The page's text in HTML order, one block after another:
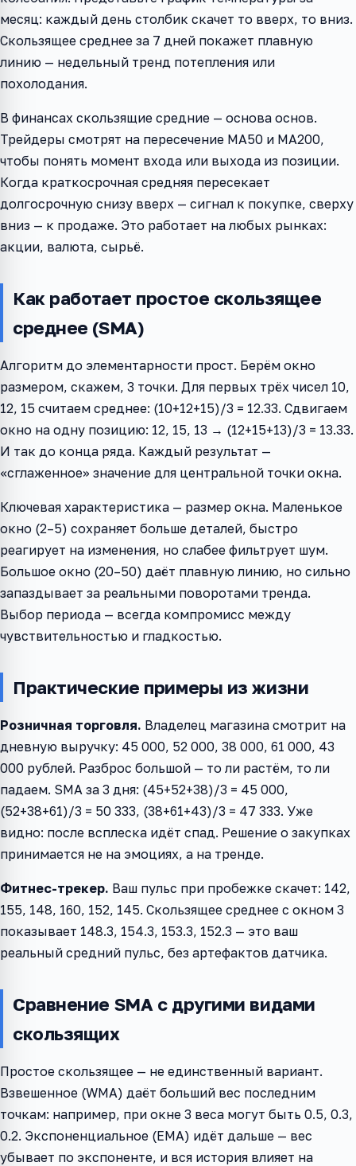
месяц: каждый день столбик скачет то вверх, то вниз.
Скользящее среднее за 7 дней покажет плавную
линию — недельный тренд потепления или
похолодания.
В финансах скользящие средние — основа основ.
Трейдеры смотрят на пересечение MA50 и MA200,
чтобы понять момент входа или выхода из позиции.
Когда краткосрочная средняя пересекает
долгосрочную снизу вверх — сигнал к покупке, сверху
вниз — к продаже. Это работает на любых рынках:
акции, валюта, сырьё.
Как работает простое скользящее
среднее (SMA)
Алгоритм до элементарности прост. Берём окно
размером, скажем, 3 точки. Для первых трёх чисел 10,
12, 15 считаем среднее: (10+12+15)/3 = 12.33. Сдвигаем
окно на одну позицию: 12, 15, 13 → (12+15+13)/3 = 13.33.
И так до конца ряда. Каждый результат —
«сглаженное» значение для центральной точки окна.
Ключевая характеристика — размер окна. Маленькое
окно (2–5) сохраняет больше деталей, быстро
реагирует на изменения, но слабее фильтрует шум.
Большое окно (20–50) даёт плавную линию, но сильно
запаздывает за реальными поворотами тренда.
Выбор периода — всегда компромисс между
чувствительностью и гладкостью.
Практические примеры из жизни
Розничная торговля. Владелец магазина смотрит на
дневную выручку: 45 000, 52 000, 38 000, 61 000, 43
000 рублей. Разброс большой — то ли растём, то ли
падаем. SMA за 3 дня: (45+52+38)/3 = 45 000,
(52+38+61)/3 = 50 333, (38+61+43)/3 = 47 333. Уже
видно: после всплеска идёт спад. Решение о закупках
принимается не на эмоциях, а на тренде.
Фитнес-трекер. Ваш пульс при пробежке скачет: 142,
155, 148, 160, 152, 145. Скользящее среднее с окном 3
показывает 148.3, 154.3, 153.3, 152.3 — это ваш
реальный средний пульс, без артефактов датчика.
Сравнение SMA с другими видами
скользящих
Простое скользящее — не единственный вариант.
Взвешенное (WMA) даёт больший вес последним
точкам: например, при окне 3 веса могут быть 0.5, 0.3,
0.2. Экспоненциальное (EMA) идёт дальше — вес
убывает по экспоненте, и вся история влияет на